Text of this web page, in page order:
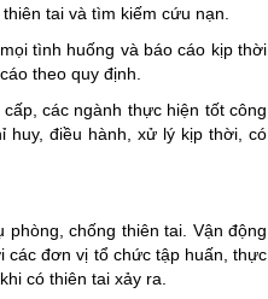
tai và tìm kiếm cứu nạn.
tình huống và báo cáo kịp thời
theo quy định.
các ngành thực hiện tốt công
huy, điều hành, xử lý kịp thời, có
chống thiên tai. Vận động
các đơn vị tổ chức tập huấn, thực
có thiên tai xảy ra.